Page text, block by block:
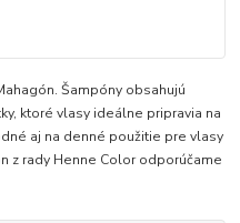
Šampóny obsahujú
ktoré vlasy ideálne pripravia na
aj na denné použitie pre vlasy
z rady Henne Color odporúčame